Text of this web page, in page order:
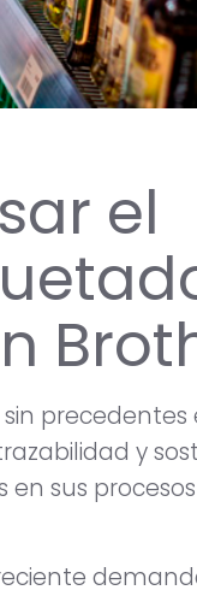
el
precedentes
y
sus